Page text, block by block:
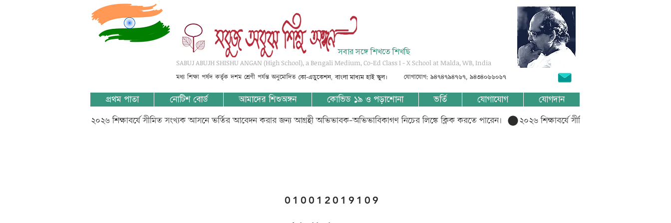
সবার সঙ্গে শিখতে শিখছি
SABUJ ABUJH SHISHU ANGAN (High School), a Bengali Medium, Co-Ed Class I - X School at Malda, WB, India
মধ্য শিক্ষা পর্ষদ কর্তৃক দশম শ্রেণী পর্যন্ত অনুমোদিত কো-এডুকেশন, বাংলা মাধ্যম হাই স্কুল। যোগাযোগ: ৯৪৭৪৭৯৪৭৬৭, ৯৪৩৪০৬৬০৬৭
প্রথম পাতা নোটিশ বোর্ড আমাদের শিশুঅঙ্গন কোভিড ১৯ ও পড়াশোনা ভর্তি যোগাযোগ যোগদান
২০২৬ শিক্ষাবর্ষে সীমিত সংখ্যক আসনে ভর্তির আবেদন করার জন্য আগ্রহী অভিভাবক-অভিভাবিকাগণ নিচের লিঙ্কে ক্লিক করতে পারেন।
010012019109